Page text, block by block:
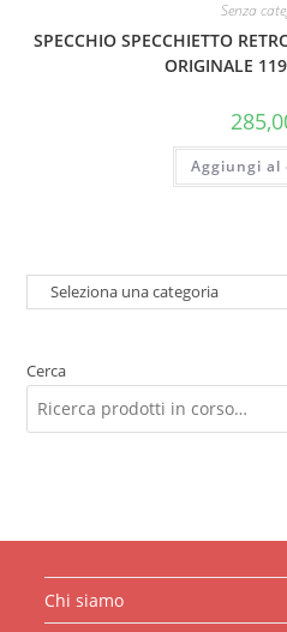
Senza
SPECCHIO SPECCHIETTO
ORIGINALE
Aggiungi al
Seleziona
Cerca
Chi siamo